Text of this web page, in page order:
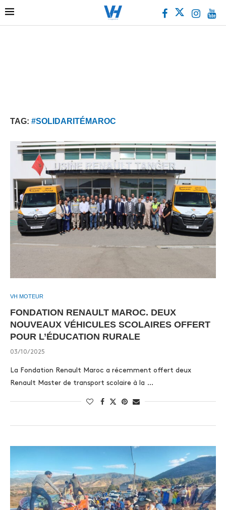
TAG: #SOLIDARITÉMAROC
VH MOTEUR
FONDATION RENAULT MAROC. DEUX
NOUVEAUX VÉHICULES SCOLAIRES OFFERT
POUR L’ÉDUCATION RURALE
03/10/2025
La Fondation Renault Maroc a récemment offert deux
Renault Master de transport scolaire à la …